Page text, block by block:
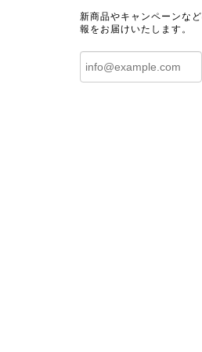
新商品やキャンペーンな
報をお届けいたします。